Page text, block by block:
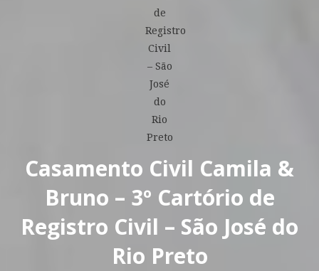
Casamento Civil Camila &
Bruno – 3º Cartório de
Registro Civil – São José do
Rio Preto